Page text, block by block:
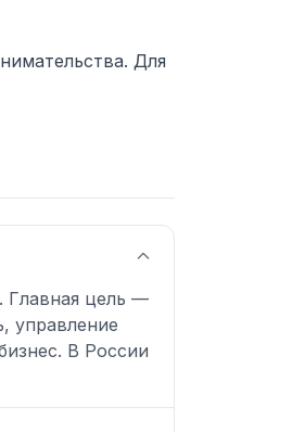
. Для
Главная цель —
управление
В России